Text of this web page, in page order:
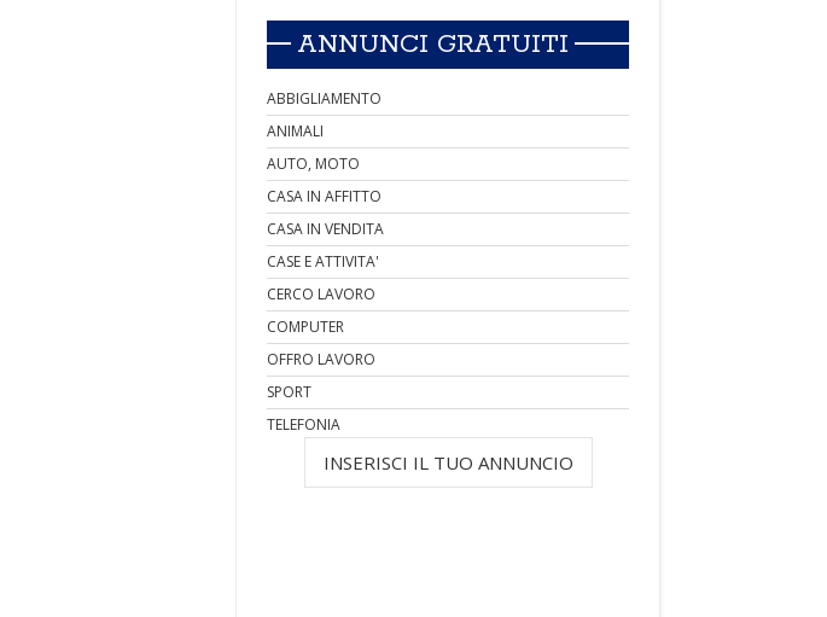
ANNUNCI GRATUITI
ABBIGLIAMENTO
ANIMALI
AUTO, MOTO
CASA IN AFFITTO
CASA IN VENDITA
CASE E ATTIVITA'
CERCO LAVORO
COMPUTER
OFFRO LAVORO
SPORT
TELEFONIA
INSERISCI IL TUO ANNUNCIO